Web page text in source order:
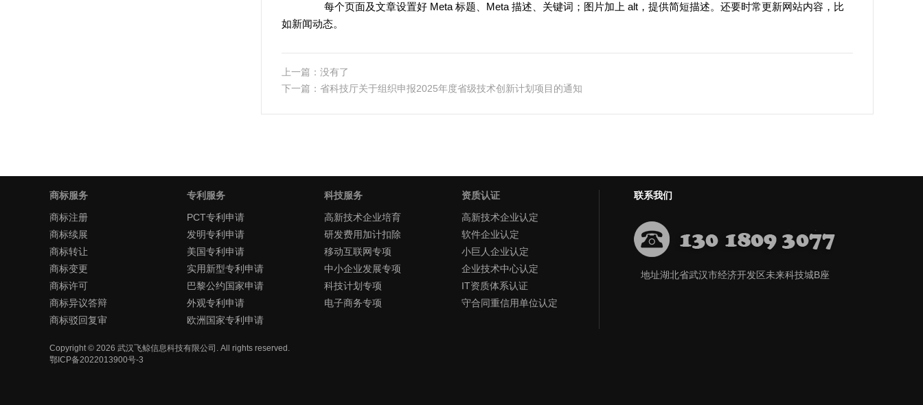
每个页面及文章设置好 Meta 标题、Meta 描述、关键词；图片加上 alt，提供简短描述。还要时常更新网站内容，比
如新闻动态。
上一篇：没有了
下一篇： 省科技厅关于组织申报2025年度省级技术创新计划项目的通知
商标服务
商标注册
商标续展
商标转让
商标变更
商标许可
商标异议答辩
商标驳回复审
专利服务
PCT专利申请
发明专利申请
美国专利申请
实用新型专利申请
巴黎公约国家申请
外观专利申请
欧洲国家专利申请
科技服务
高新技术企业培育
研发费用加计扣除
移动互联网专项
中小企业发展专项
科技计划专项
电子商务专项
资质认证
高新技术企业认定
软件企业认定
小巨人企业认定
企业技术中心认定
IT资质体系认证
守合同重信用单位认定
联系我们
地址湖北省武汉市经济开发区未来科技城B座
Copyright © 2026 武汉飞鲸信息科技有限公司 . All rights reserved.
鄂ICP备2022013900号-3